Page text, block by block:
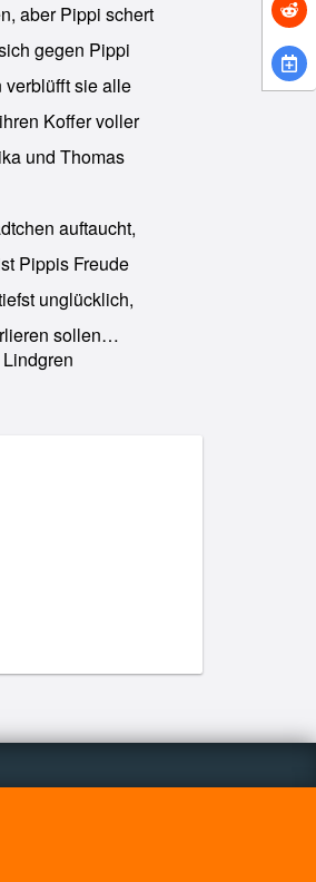
aber Pippi schert
gegen Pippi
verblüfft sie alle
Koffer voller
und Thomas
auftaucht,
Pippis Freude
unglücklich,
sollen…